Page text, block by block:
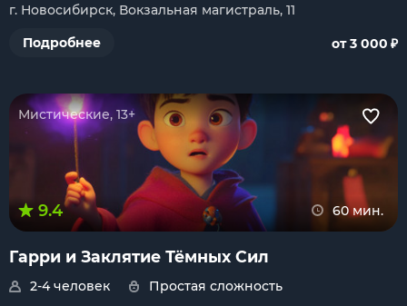
г. Новосибирск, Вокзальная магистраль, 11
Подробнее
от 3 000 ₽
Мистические, 13+
9.4 60 мин.
Гарри и Заклятие Тёмных Сил
2-4 человек
Простая сложность